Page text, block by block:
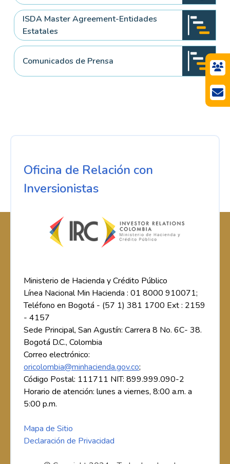
ISDA Master Agreement-Entidades
Estatales
Comunicados de Prensa
Oficina de Relación con
Inversionistas
Ministerio de Hacienda y Crédito Público
Línea Nacional Min Hacienda : 01 8000 910071;
Teléfono en Bogotá - (57 1) 381 1700 Ext : 2159
- 4157
Sede Principal, San Agustín: Carrera 8 No. 6C- 38.
Bogotá D.C., Colombia
Correo electrónico:
oricolombia@minhacienda.gov.co;
Código Postal: 111711 NIT: 899.999.090-2
Horario de atención: lunes a viernes, 8:00 a.m. a
5:00 p.m.
Mapa de Sitio
Declaración de Privacidad